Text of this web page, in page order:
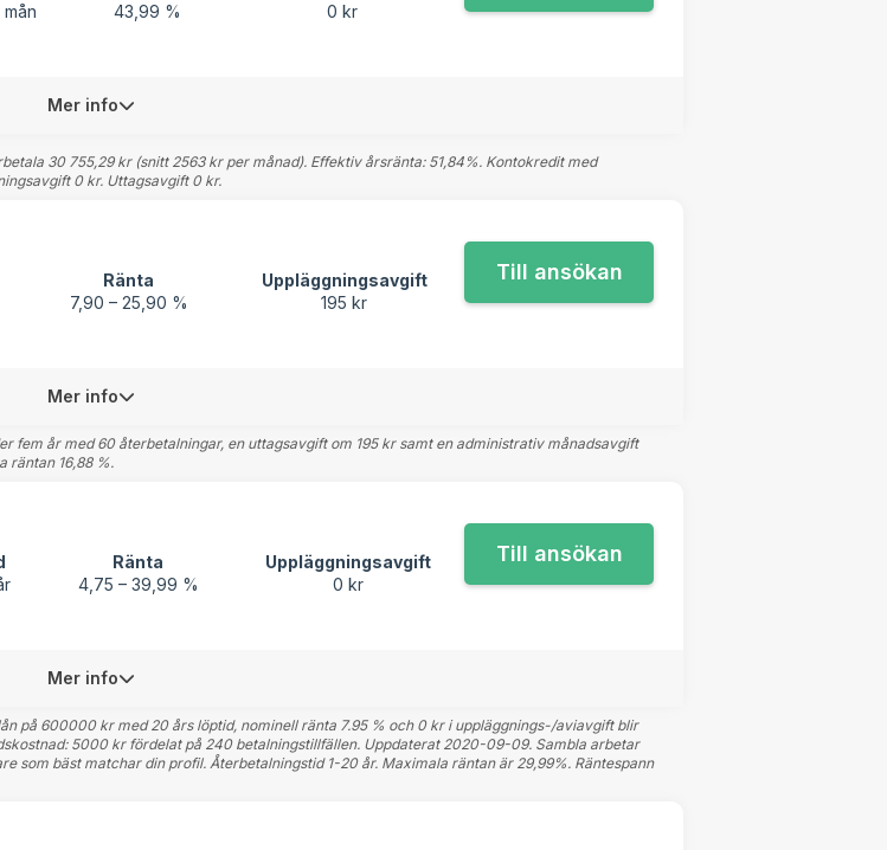
43,99 %
0 kr
Mer info
30 755,29 kr (snitt 2563 kr per månad). Effektiv årsränta: 51,84%. Kontokredit med
0 kr. Uttagsavgift 0 kr.
Ränta
7,90 – 25,90 %
Uppläggningsavgift
195 kr
Mer info
fem år med 60 återbetalningar, en uttagsavgift om 195 kr samt en administrativ månadsavgift
räntan 16,88 %.
Ränta
4,75 – 39,99 %
Uppläggningsavgift
0 kr
Mer info
på 600000 kr med 20 års löptid, nominell ränta 7.95 % och 0 kr i uppläggnings-/aviavgift blir
5000 kr fördelat på 240 betalningstillfällen. Uppdaterat 2020-09-09. Sambla arbetar
som bäst matchar din profil. Återbetalningstid 1-20 år. Maximala räntan är 29,99%. Räntespann